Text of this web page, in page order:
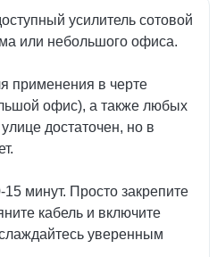
усилитель сотовой
или небольшого офиса.
применения в черте
офис), а также любых
достаточен, но в
15 минут. Просто закрепите
кабель и включите
уверенным